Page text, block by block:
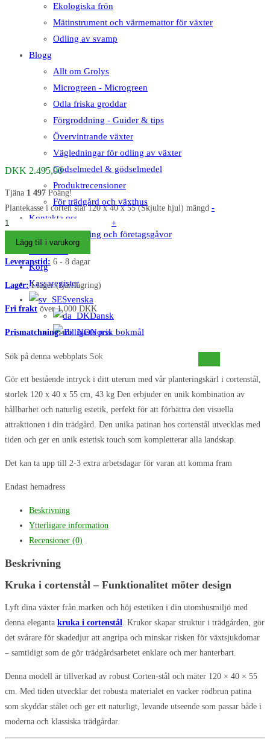
Ekologiska frön
Mätinstrument och värmemattor för växter
Odling av svamp
Blogg
Allt om Grolys
Microgreen - Microgreen
Odla friska groddar
Förgroddning - Guider & tips
Övervintrande växter
Vägledningar för odling av växter
Gödselmedel & gödselmedel
Produktrecensioner
För trädgård och växthus
Kontakta oss
Företagsförsäljning och företagsgåvor
Korg
Kassaregister
Svenska
Dansk
Norsk bokmål
Sök på denna webbplats
DKK 2.495,00
Tjäna 1 497 Poäng!
Plantekasse i corten stål 120 x 40 x 55 (Skjulte hjul) mängd -
+
Lägg till i varukorg
Leveranstid: 6 - 8 dagar
Lager:I lager (fjärrlagring)
Fri frakt över 1.000 DKK
Prismatchning:Billigaste pris
Gör ett bestående intryck i ditt uterum med vår planteringskärl i cortenstål,
storlek 120 x 40 x 55 cm, 43 kg Den erbjuder en unik kombination av
hållbarhet och naturlig estetik, perfekt för att förbättra den visuella
attraktionen i din trädgård. Den unika patinan hos cortenstål utvecklas med
tiden och ger en unik estetisk touch som kompletterar alla landskap.
Det kan ta upp till 2-3 extra arbetsdagar för varan att komma fram
Endast hemadress
Beskrivning
Ytterligare information
Recensioner (0)
Beskrivning
Kruka i cortenstål – Funktionalitet möter design
Lyft dina växter från marken och höj estetiken i din utomhusmiljö med
denna eleganta kruka i cortenstål. Krukor skapar struktur i trädgården, gör
det svårare för skadedjur att angripa och minskar risken för växtsjukdomar
– samtidigt som de gör trädgårdsarbetet enklare och mer hanterbart.
Denna modell är tillverkad av robust Corten-stål och mäter 120 × 40 × 55
cm. Med tiden utvecklar det robusta materialet en vacker rödbrun patina
som skyddar stålet och ger ett naturligt, levande utseende som passar både i
moderna och klassiska trädgårdar.